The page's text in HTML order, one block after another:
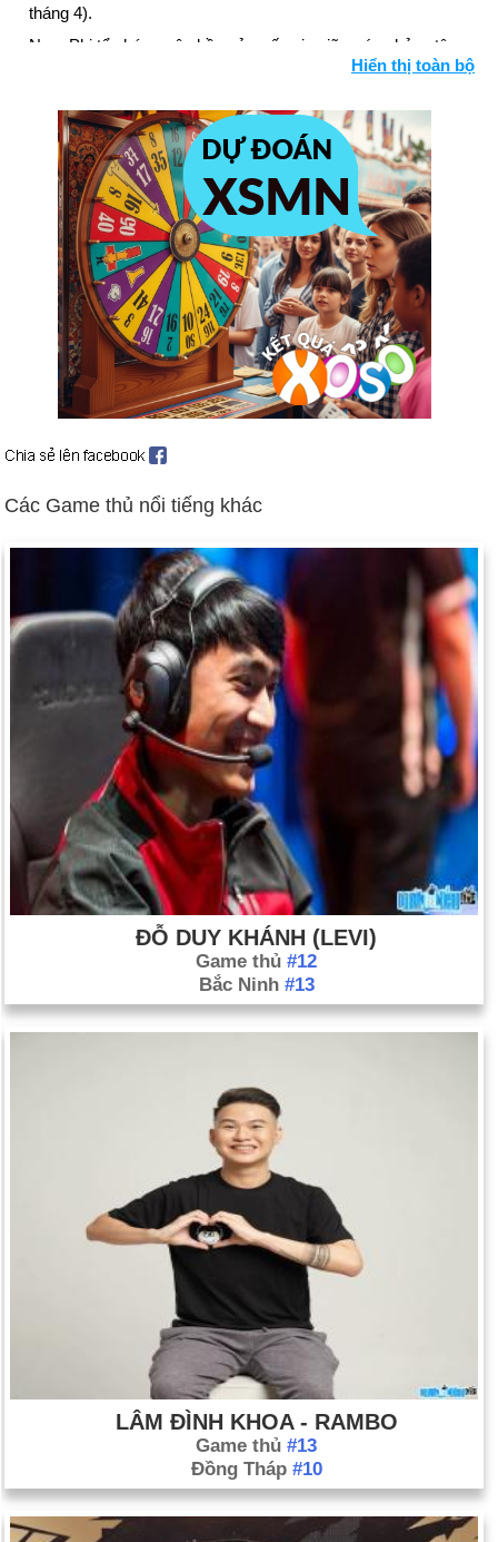
tháng 4).
Nam Phi tổ chức cuộc bầu cử quốc gia giữa các chủng tộc
đầu tiên (ngày 29 tháng 4); Nelson Mandela được bầu làm
Israel ký hiệp ước với người Palestine (ngày 4 tháng 5), hiệp
ước hòa bình với Jordan (ngày 17 tháng 10).
IRA tuyên bố ngừng bắn ở Bắc Ireland (ngày 31 tháng 8).
Những người theo đạo Tin lành Ulster tuyên bố ngừng bắn
(ngày 13 tháng 10).
Aristide trở lại Haiti (ngày 4 tháng 10), thành lập Chính phủ với
Thủ tướng và Nội các đầy đủ (ngày 9 tháng 11).
Hoa Kỳ cử lực lượng đến Vịnh Ba Tư (ngày 7 tháng 10).
Người Nga tấn công Cộng hòa Chechnya ly khai (ngày 11
tháng 12 và tiếp theo).
sử
Ngày 3-6 năm 1861:Chính trị gia Stephen Douglas qua đời tại
Ngày 3-6 năm 1937:Công tước của Windsor (trước đây là
Edward VIII) kết hôn với Wallis Simpson.
Ngày 3-6 năm 1965:Thiếu tá Edward White trở thành phi hành
gia Hoa Kỳ đầu tiên đi bộ trong không gian, trong sứ mệnh
Gemini 4.
Ngày 3-6 năm 1979: Vụ tràn dầu tồi tệ nhất thế giới xảy ra khi
một giếng dầu thăm dò, Ixtoc 1, bị nổ, làm tràn hơn 140 triệu
gallon dầu xuống Vịnh Campeche ngoài khơi bờ biển Mexico.
Ngày 3-6 năm 1989:
Iran 'r, Khomeini Deed.
Hiển thị toàn bộ
Các Game thủ nổi tiếng khác
ĐỖ DUY KHÁNH (LEVI)
Game thủ #12
Bắc Ninh #13
LÂM ĐÌNH KHOA - RAMBO
Game thủ #13
Đồng Tháp #10